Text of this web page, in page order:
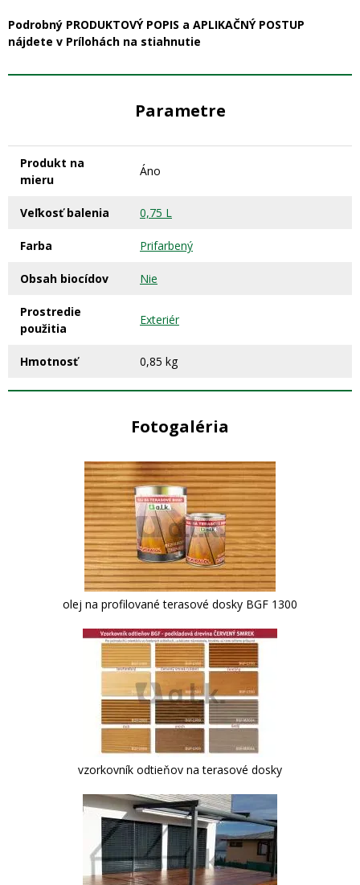
Podrobný PRODUKTOVÝ POPIS a APLIKAČNÝ POSTUP
nájdete v Prílohách na stiahnutie
Parametre
Produkt na
mieru
Áno
Veľkosť balenia 0,75 L
Farba Prifarbený
Obsah biocídov Nie
Prostredie
použitia
Exteriér
Hmotnosť 0,85 kg
Fotogaléria
olej na profilované terasové dosky BGF 1300
vzorkovník odtieňov na terasové dosky